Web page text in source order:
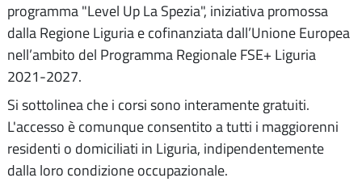
programma "Level Up La Spezia", iniziativa promossa
dalla Regione Liguria e cofinanziata dall’Unione Europea
nell’ambito del Programma Regionale FSE+ Liguria
2021-2027.
Si sottolinea che i corsi sono interamente gratuiti.
L'accesso è comunque consentito a tutti i maggiorenni
residenti o domiciliati in Liguria, indipendentemente
dalla loro condizione occupazionale.